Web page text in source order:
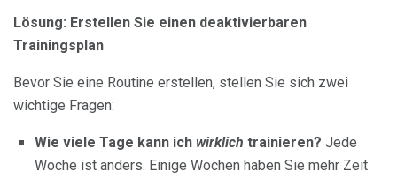
Lösung: Erstellen Sie einen deaktivierbaren
Trainingsplan
Bevor Sie eine Routine erstellen, stellen Sie sich zwei
wichtige Fragen:
Wie viele Tage kann ich wirklich trainieren? Jede
Woche ist anders. Einige Wochen haben Sie mehr Zeit